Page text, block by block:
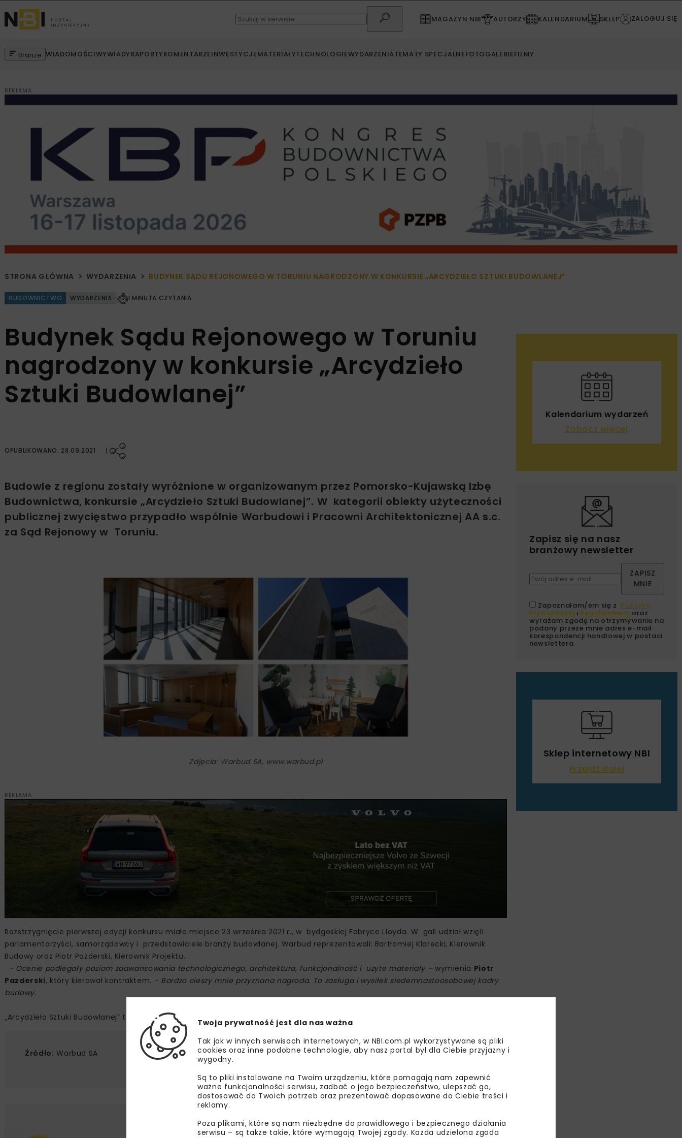
MAGAZYN NBI AUTORZY KALENDARIUM SKLEP ZALOGUJ SIĘ
Branże WIADOMOŚCIWYWIADYRAPORTYKOMENTARZEINWESTYCJEMATERIAŁYTECHNOLOGIEWYDARZENIATEMATY SPECJALNEFOTOGALERIEFILMY
REKLAMA
STRONA GŁÓWNA WYDARZENIA BUDYNEK SĄDU REJONOWEGO W TORUNIU NAGRODZONY W KONKURSIE „ARCYDZIEŁO SZTUKI BUDOWLANEJ”
BUDOWNICTWO WYDARZENIA 1 MINUTA CZYTANIA
Budynek Sądu Rejonowego w Toruniu
nagrodzony w konkursie „Arcydzieło
Sztuki Budowlanej”
OPUBLIKOWANO: 28.09.2021
Budowle z regionu zostały wyróżnione w organizowanym przez Pomorsko-Kujawską Izbę
Budownictwa, konkursie „Arcydzieło Sztuki Budowlanej”. W kategorii obiekty użyteczności
publicznej zwycięstwo przypadło wspólnie Warbudowi i Pracowni Architektonicznej AA s.c.
za Sąd Rejonowy w Toruniu.
Zdjęcia: Warbud SA, www.warbud.pl
REKLAMA
Rozstrzygnięcie pierwszej edycji konkursu miało miejsce 23 września 2021 r., w bydgoskiej Fabryce Lloyda. W gali udział wzięli
parlamentarzyści, samorządowcy i przedstawiciele branży budowlanej. Warbud reprezentowali: Bartłomiej Klarecki, Kierownik
Budowy oraz Piotr Pazderski, Kierownik Projektu.
- Ocenie podlegały poziom zaawansowania technologicznego, architektura, funkcjonalność i użyte materiały – wymienia Piotr
Pazderski, który kierował kontraktem. - Bardzo cieszy mnie przyznana nagroda. To zasługa i wysiłek siedemnastoosobowej kadry
budowy.
„Arcydzieło Sztuki Budowlanej” to konkurs zorganizowany z okazji 25-lecia działalności Pomorsko-Kujawskiej Izby Budownictwa.
Źródło: Warbud SA
Lubisz wiedzieć więcej?
Kalendarium wydarzeń
Zobacz więcej
Zapisz się na nasz
branżowy newsletter
ZAPISZ
MNIE
Zapoznałam/em się z Polityką
Prywatności i Regulaminem oraz
wyrażam zgodę na otrzymywanie na
podany przeze mnie adres e-mail
korespondencji handlowej w postaci
newslettera.
Sklep internetowy NBI
Przejdź dalej
Twoja prywatność jest dla nas ważna
Tak jak w innych serwisach internetowych, w NBI.com.pl wykorzystywane są pliki
cookies oraz inne podobne technologie, aby nasz portal był dla Ciebie przyjazny i
wygodny.
Są to pliki instalowane na Twoim urządzeniu, które pomagają nam zapewnić
ważne funkcjonalności serwisu, zadbać o jego bezpieczeństwo, ulepszać go,
dostosować do Twoich potrzeb oraz prezentować dopasowane do Ciebie treści i
reklamy.
Poza plikami, które są nam niezbędne do prawidłowego i bezpiecznego działania
serwisu – są także takie, które wymagają Twojej zgody. Każda udzielona zgoda